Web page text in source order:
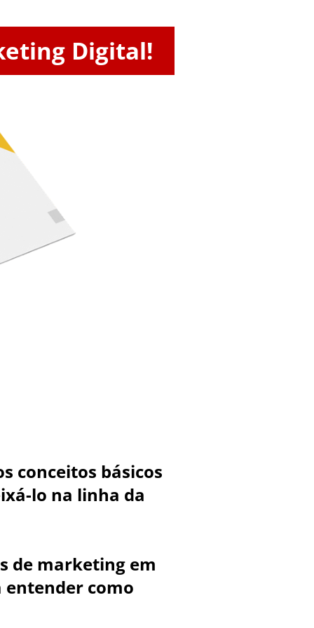
Digital!
conceitos básicos
lo na linha da
de marketing em
entender como